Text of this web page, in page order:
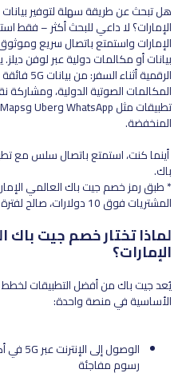
هل تبحث عن طريقة سهلة لتوفير بيانات
الإمارات؟ لا داعي للبحث أكثر – فقط
بيانات أو مكالمات دولية عبر لوفن
المكالمات الصوتية الدولية، ومشاركة
المنخفضة.
أينما كنت، استمتع باتصال سلس مع
باك.
المشتريات فوق 10 دولارات، صالح لفترة محدودة، عند الشراء عبر لوفن ديلز.
لماذا تختار خصم جيت باك
الإمارات؟
الأساسية في منصة واحدة:
رسوم مفاجئة